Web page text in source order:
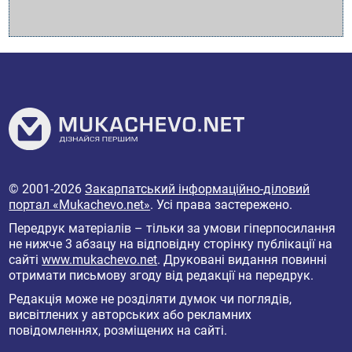
© 2001-2026Закарпатський інформаційно-діловий
портал «Mukachevo.net». Усі права застережено.
Передрук матеріалів – тільки за умови гіперпосилання
не нижче 3 абзацу на відповідну сторінку публікації на
сайтіwww.mukachevo.net. Друковані видання повинні
отримати письмову згоду від редакції на передрук.
Редакція може не розділяти думок чи поглядів,
висвітлених у авторських або рекламних
повідомленнях, розміщених на сайті.